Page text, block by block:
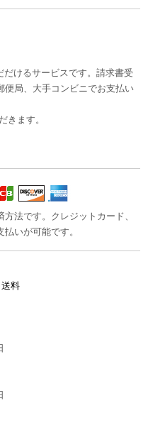
けるサービスです。請求書受
便局、大手コンビニでお支払い
きます。
法です。クレジットカード、
いが可能です。
料